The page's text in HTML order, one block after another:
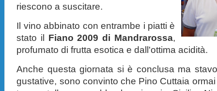
riescono a suscitare.
Il vino abbinato con entrambe i piatti è
stato il Fiano 2009 di Mandrarossa,
profumato di frutta esotica e dall'ottima acidità.
Anche questa giornata si è conclusa ma
gustative, sono convinto che Pino Cuttaia